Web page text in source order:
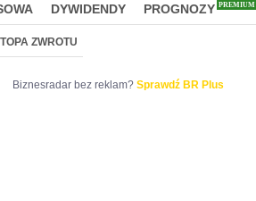
DYWIDENDY PROGNOZY PREMIUM
ZWROTU
Biznesradar bez reklam? Sprawdź BR Plus